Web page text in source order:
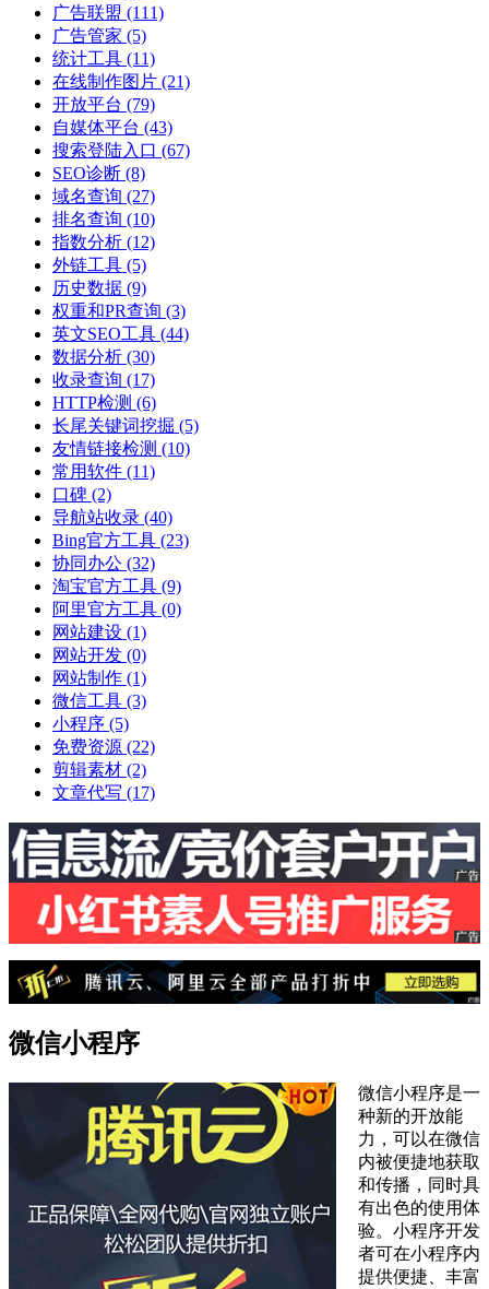
广告联盟 (111)
广告管家 (5)
统计工具 (11)
在线制作图片 (21)
开放平台 (79)
自媒体平台 (43)
搜索登陆入口 (67)
SEO诊断 (8)
域名查询 (27)
排名查询 (10)
指数分析 (12)
外链工具 (5)
历史数据 (9)
权重和PR查询 (3)
英文SEO工具 (44)
数据分析 (30)
收录查询 (17)
HTTP检测 (6)
长尾关键词挖掘 (5)
友情链接检测 (10)
常用软件 (11)
口碑 (2)
导航站收录 (40)
Bing官方工具 (23)
协同办公 (32)
淘宝官方工具 (9)
阿里官方工具 (0)
网站建设 (1)
网站开发 (0)
网站制作 (1)
微信工具 (3)
小程序 (5)
免费资源 (22)
剪辑素材 (2)
文章代写 (17)
微信小程序
微信小程序是一
种新的开放能
力，可以在微信
内被便捷地获取
和传播，同时具
有出色的使用体
验。小程序开发
者可在小程序内
提供便捷、丰富